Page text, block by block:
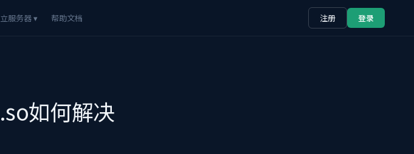
服务器 ▾ 帮助文档 注册 登录
如何解决